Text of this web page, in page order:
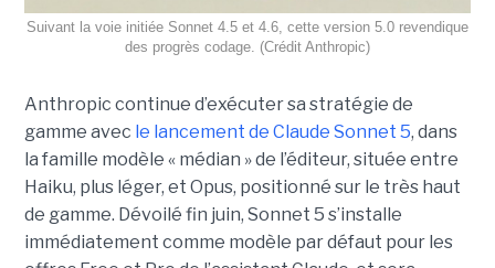
Suivant la voie initiée Sonnet 4.5 et 4.6, cette version 5.0 revendique
des progrès codage. (Crédit Anthropic)
Anthropic continue d’exécuter sa stratégie de
gamme avec le lancement de Claude Sonnet 5, dans
la famille modèle « médian » de l’éditeur, située entre
Haiku, plus léger, et Opus, positionné sur le très haut
de gamme. Dévoilé fin juin, Sonnet 5 s’installe
immédiatement comme modèle par défaut pour les